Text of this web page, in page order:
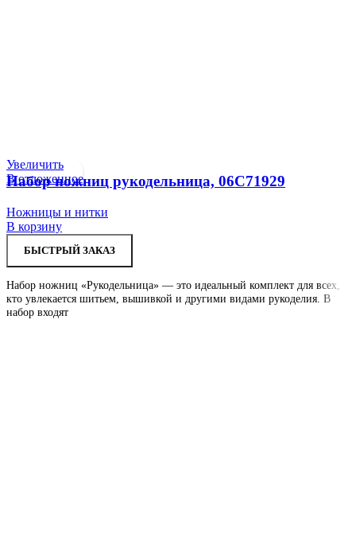
Увеличить
В отложенное
Набор ножниц рукодельница, 06С71929
Ножницы и нитки
В корзину
БЫСТРЫЙ ЗАКАЗ
Набор ножниц «Рукодельница» — это идеальный комплект для всех,
кто увлекается шитьем, вышивкой и другими видами рукоделия. В
набор входят